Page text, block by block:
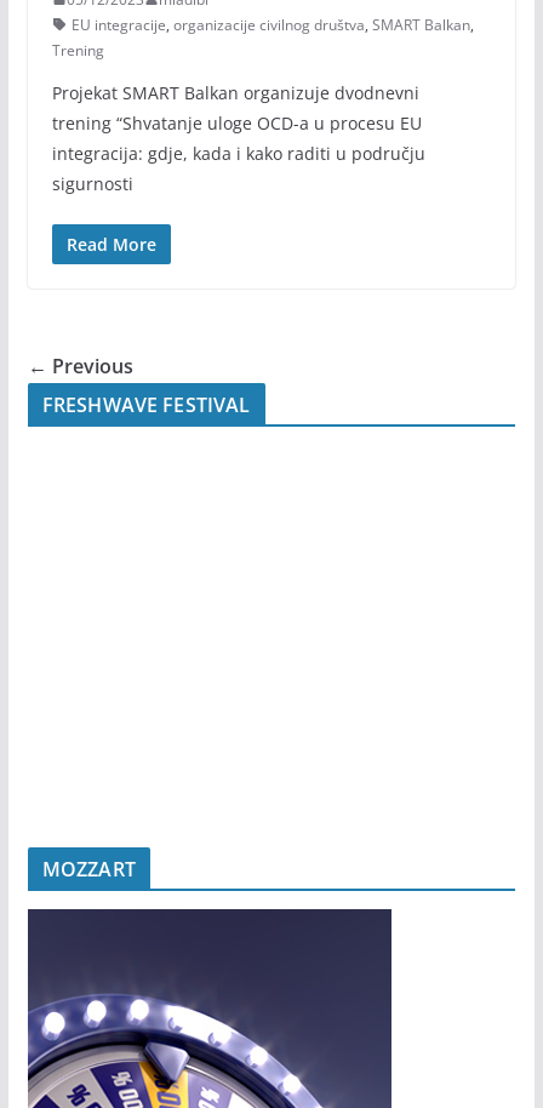
EU integracije, organizacije civilnog društva, SMART Balkan,
Trening
Projekat SMART Balkan organizuje dvodnevni
trening “Shvatanje uloge OCD-a u procesu EU
integracija: gdje, kada i kako raditi u području
sigurnosti
Read More
← Previous
FRESHWAVE FESTIVAL
MOZZART